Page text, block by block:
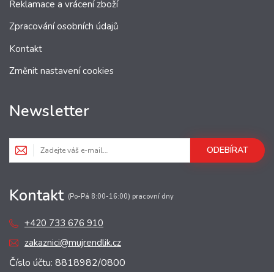
Reklamace a vrácení zboží
Zpracování osobních údajů
Kontakt
Změnit nastavení cookies
Newsletter
ODEBÍRAT
Kontakt (Po-Pá 8:00-16:00) pracovní dny
+420 733 676 910
zakaznici@mujrendlik.cz
Číslo účtu: 8818982/0800